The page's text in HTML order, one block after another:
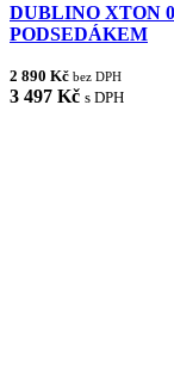
DUBLINO XTON
PODSEDÁKEM
2 890 Kč bez DPH
3 497 Kč s DPH